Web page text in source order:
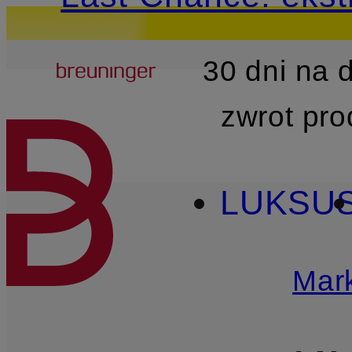
PRZEJDŹ DO GŁÓWNEJ
Breuninger
30 dni na
zwrot